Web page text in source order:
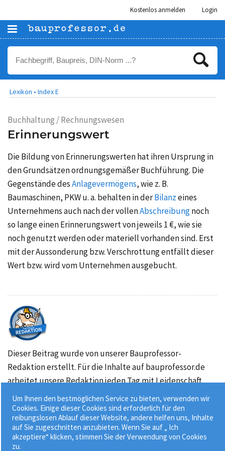
Kostenlos anmelden Login
Lexikon • Index E
Buchhaltung / Rechnungswesen
Erinnerungswert
Die Bildung von Erinnerungswerten hat ihren Ursprung in
den Grundsätzen ordnungsgemäßer Buchführung. Die
Gegenstände desAnlagevermögens, wie z. B.
Baumaschinen, PKW u. a. behalten in derBilanzeines
Unternehmens auch nach der vollenAbschreibungnoch
so lange einen Erinnerungswert von jeweils 1 €, wie sie
noch genutzt werden oder materiell vorhanden sind. Erst
mit der Aussonderung bzw. Verschrottung entfällt dieser
Wert bzw. wird vom Unternehmen ausgebucht.
Dieser Beitrag wurde von unserer Bauprofessor-
Redaktion erstellt. Für die Inhalte auf bauprofessor.de
arbeitet unsere Redaktion jeden Tag mit Leidenschaft.
Über Bauprofessor »
09.01.2016 Drucken © Copyright
Um Ihnen den bestmöglichen Service zu bieten, verwenden wir
Cookies. Einige dieser Cookies sind erforderlich für den
reibungslosen Ablauf dieser Website, andere helfen uns, Inhalte
auf Sie zugeschnitten anzubieten. Wenn Sie auf „ Ich
akzeptiere“ klicken, stimmen Sie der Verwendung von Cookies
zu.